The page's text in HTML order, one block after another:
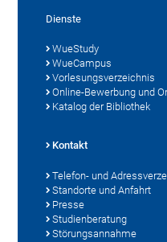
Dienste
WueStudy
WueCampus
Vorlesungsverzeichnis
Online-Bewerbung und
Katalog der Bibliothek
Kontakt
Telefon- und
Standorte und Anfahrt
Presse
Studienberatung
Störungsannahme